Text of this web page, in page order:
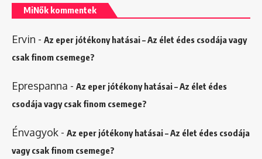
MiNők kommentek
Ervin - Az eper jótékony hatásai – Az élet édes csodája vagy
csak finom csemege?
Eprespanna - Az eper jótékony hatásai – Az élet édes
csodája vagy csak finom csemege?
Énvagyok - Az eper jótékony hatásai – Az élet édes csodája
vagy csak finom csemege?